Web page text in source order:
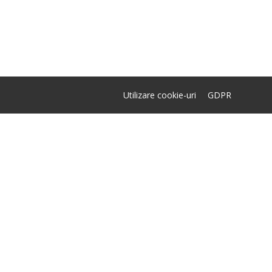
Utilizare cookie-uri GDPR